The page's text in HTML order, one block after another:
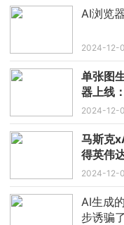
AI浏览
2024-12-
单张图
器上线
2024-12-
马斯克
得英伟
2024-12-
AI生成
步诱骗